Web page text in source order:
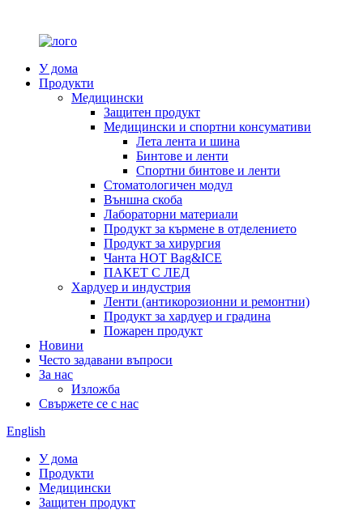
У дома
Продукти
Медицински
Защитен продукт
Медицински и спортни консумативи
Лета лента и шина
Бинтове и ленти
Спортни бинтове и ленти
Стоматологичен модул
Външна скоба
Лабораторни материали
Продукт за кърмене в отделението
Продукт за хирургия
Чанта HOT Bag&ICE
ПАКЕТ С ЛЕД
Хардуер и индустрия
Ленти (антикорозионни и ремонтни)
Продукт за хардуер и градина
Пожарен продукт
Новини
Често задавани въпроси
За нас
Изложба
Свържете се с нас
English
У дома
Продукти
Медицински
Защитен продукт